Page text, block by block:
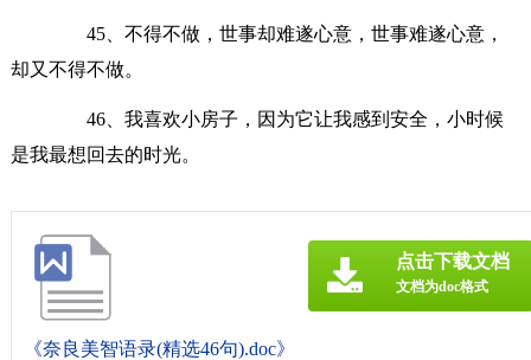
45、不得不做，世事却难遂心意，世事难遂心意，
却又不得不做。
46、我喜欢小房子，因为它让我感到安全，小时候
是我最想回去的时光。
《奈良美智语录(精选46句).doc》
点击下载文档
文档为doc格式